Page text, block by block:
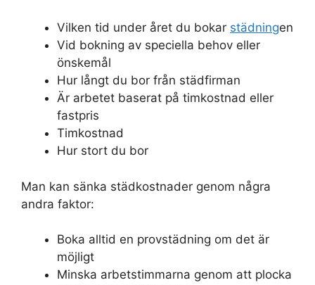
Vilken tid under året du bokar städningen
Vid bokning av speciella behov eller
önskemål
Hur långt du bor från städfirman
Är arbetet baserat på timkostnad eller
fastpris
Timkostnad
Hur stort du bor
Man kan sänka städkostnader genom några
andra faktor:
Boka alltid en provstädning om det är
möjligt
Minska arbetstimmarna genom att plocka